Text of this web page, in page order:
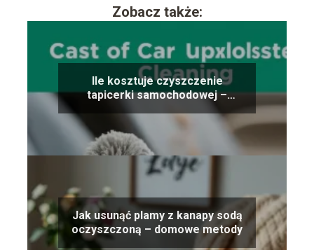
Zobacz także:
Ile kosztuje czyszczenie
tapicerki samochodowej –
Jak usunąć plamy z kanapy sodą
oczyszczoną – domowe metody